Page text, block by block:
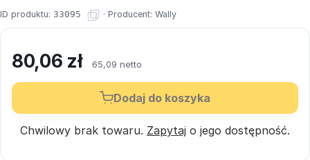
ID produktu: 33095 · Producent: Wally
80,06 zł 65,09 netto
Dodaj do koszyka
Chwilowy brak towaru. Zapytaj o jego dostępność.